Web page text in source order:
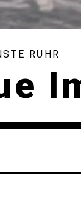
RUHR